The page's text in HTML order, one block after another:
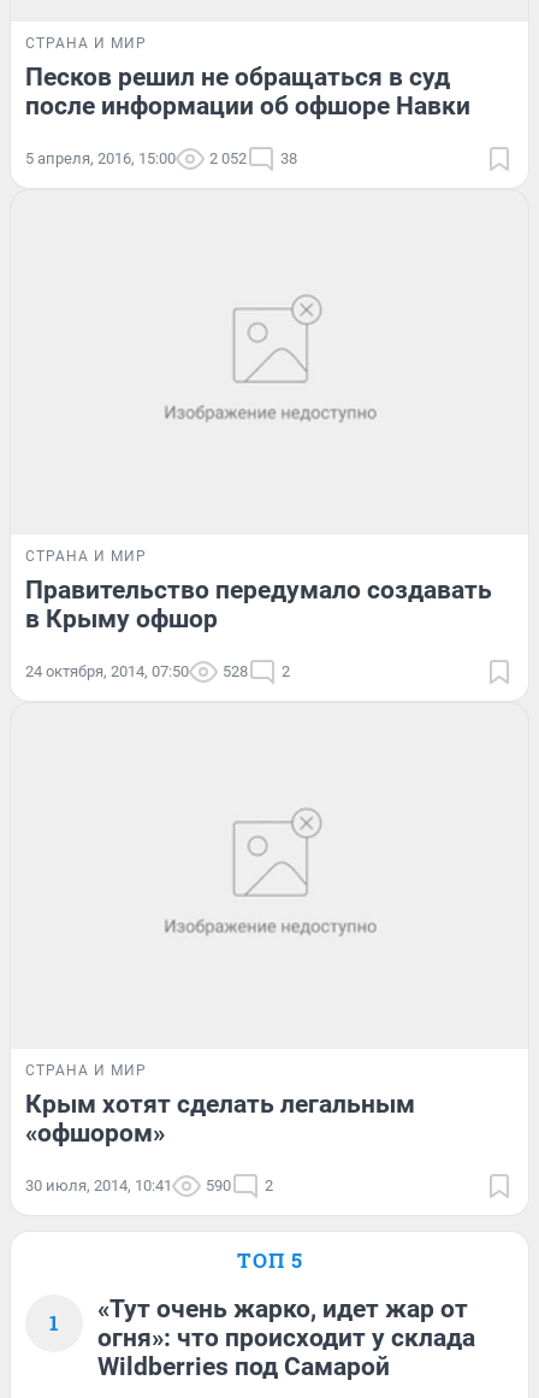
СТРАНА И МИР
Песков решил не обращаться в суд
после информации об офшоре Навки
5 апреля, 2016, 15:00 2 052 38
СТРАНА И МИР
Правительство передумало создавать
в Крыму офшор
24 октября, 2014, 07:50 528 2
СТРАНА И МИР
Крым хотят сделать легальным
«офшором»
30 июля, 2014, 10:41 590 2
ТОП 5
1
«Тут очень жарко, идет жар от
огня»: что происходит у склада
Wildberries под Самарой